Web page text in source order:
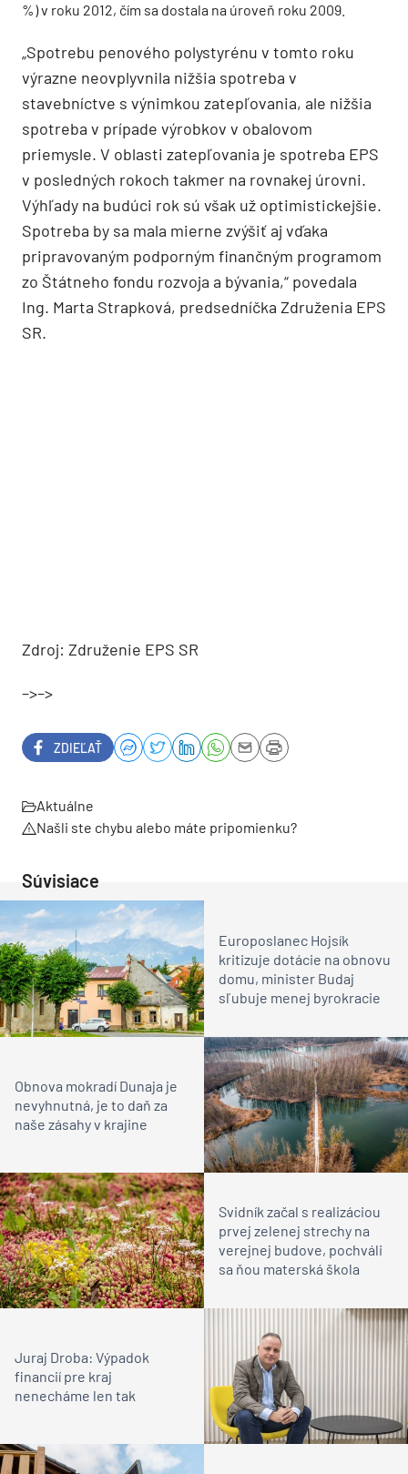
%) v roku 2012, čím sa dostala na úroveň roku 2009.
„Spotrebu penového polystyrénu v tomto roku
výrazne neovplyvnila nižšia spotreba v
stavebníctve s výnimkou zatepľovania, ale nižšia
spotreba v prípade výrobkov v obalovom
priemysle. V oblasti zatepľovania je spotreba EPS
v posledných rokoch takmer na rovnakej úrovni.
Výhľady na budúci rok sú však už optimistickejšie.
Spotreba by sa mala mierne zvýšiť aj vďaka
pripravovaným podporným finančným programom
zo Štátneho fondu rozvoja a bývania,“ povedala
Ing. Marta Strapková, predsedníčka Združenia EPS
SR.
Zdroj: Združenie EPS SR
–>–>
ZDIEĽAŤ
Aktuálne
Našli ste chybu alebo máte pripomienku?
Súvisiace
Europoslanec Hojsík
kritizuje dotácie na obnovu
domu, minister Budaj
sľubuje menej byrokracie
Obnova mokradí Dunaja je
nevyhnutná, je to daň za
naše zásahy v krajine
Svidník začal s realizáciou
prvej zelenej strechy na
verejnej budove, pochváli
sa ňou materská škola
Juraj Droba: Výpadok
financií pre kraj
nenecháme len tak